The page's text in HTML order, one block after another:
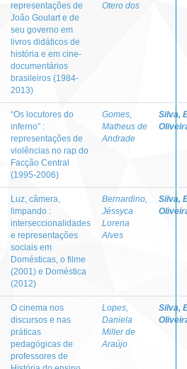
representações de
João Goulart e de
seu governo em
livros didáticos de
história e em cine-
documentários
brasileiros (1984-
2013)
Otero dos
“Os locutores do
inferno” :
representações de
violências no rap do
Facção Central
(1995-2006)
Gomes,
Matheus de
Andrade
Silva,
Luz, câmera,
limpando :
interseccionalidades
e representações
sociais em
Domésticas, o filme
(2001) e Doméstica
(2012)
Bernardino,
Jéssyca
Lorena
Alves
Silva,
O cinema nos
discursos e nas
práticas
pedagógicas de
professores de
Lopes,
Daniela
Miller de
Araújo
Silva,